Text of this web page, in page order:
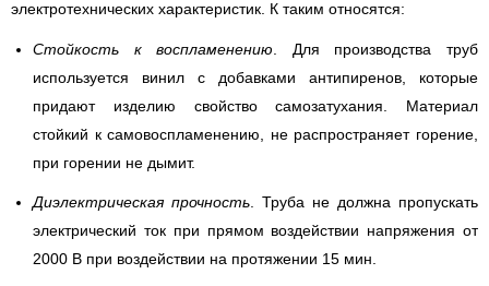
электротехнических характеристик. К таким относятся:
Стойкость к воспламенению . Для производства труб
используется винил с добавками антипиренов, которые
придают изделию свойство самозатухания. Материал
стойкий к самовоспламенению, не распространяет горение,
при горении не дымит.
Диэлектрическая прочность . Труба не должна пропускать
электрический ток при прямом воздействии напряжения от
2000 В при воздействии на протяжении 15 мин.